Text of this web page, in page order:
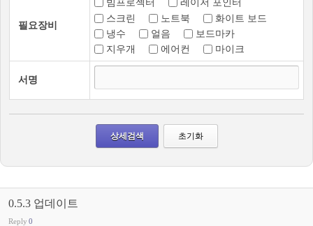
필요장비
빔프로젝터
레이저 포인터
스크린
노트북
화이트 보드
냉수
얼음
보드마카
지우개
에어컨 마이크
서명
0.5.3 업데이트
Reply 0